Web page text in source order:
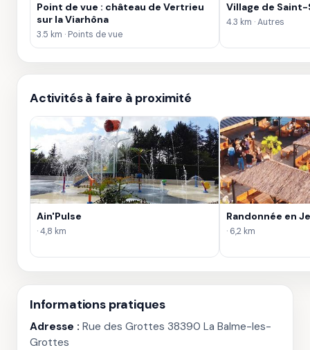
Point de vue : château de Vertrieu
sur la Viarhôna
3.5 km · Points de vue
Village de
4.3 km · Autres
Activités à faire à proximité
Ain'Pulse
· 4,8 km
Randonnée en
· 6,2 km
Informations pratiques
Adresse : Rue des Grottes 38390 La Balme-les-
Grottes